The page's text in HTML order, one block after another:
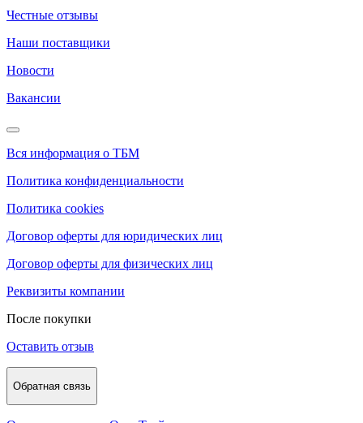
Честные отзывы
Наши поставщики
Новости
Вакансии
Вся информация о ТБМ
Политика конфиденциальности
Политика cookies
Договор оферты для юридических лиц
Договор оферты для физических лиц
Реквизиты компании
После покупки
Оставить отзыв
Обратная связь